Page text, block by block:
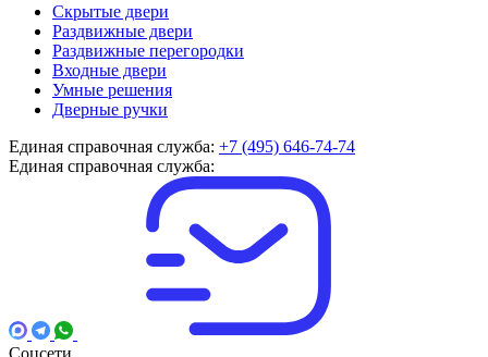
Скрытые двери
Раздвижные двери
Раздвижные перегородки
Входные двери
Умные решения
Дверные ручки
Единая справочная служба: +7 (495) 646-74-74
Единая справочная служба:
Соцсети